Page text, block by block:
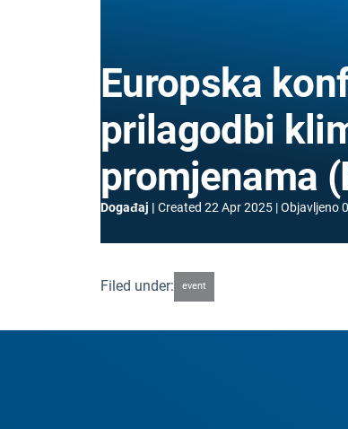
Europska
prilagodbi
promjenama
Događaj Created 22 Apr 2025 Objavljeno
Filed under: event